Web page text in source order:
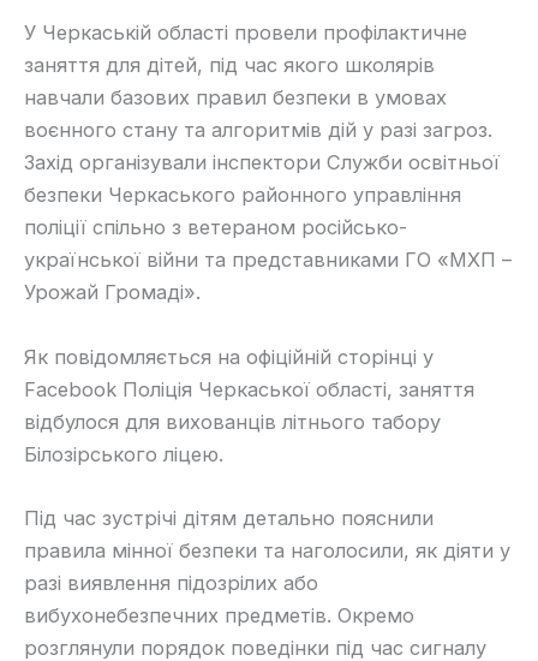
У Черкаській області провели профілактичне
заняття для дітей, під час якого школярів
навчали базових правил безпеки в умовах
воєнного стану та алгоритмів дій у разі загроз.
Захід організували інспектори Служби освітньої
безпеки Черкаського районного управління
поліції спільно з ветераном російсько-
української війни та представниками ГО «МХП –
Урожай Громаді».
Як повідомляється на офіційній сторінці у
Facebook Поліція Черкаської області, заняття
відбулося для вихованців літнього табору
Білозірського ліцею.
Під час зустрічі дітям детально пояснили
правила мінної безпеки та наголосили, як діяти у
разі виявлення підозрілих або
вибухонебезпечних предметів. Окремо
розглянули порядок поведінки під час сигналу